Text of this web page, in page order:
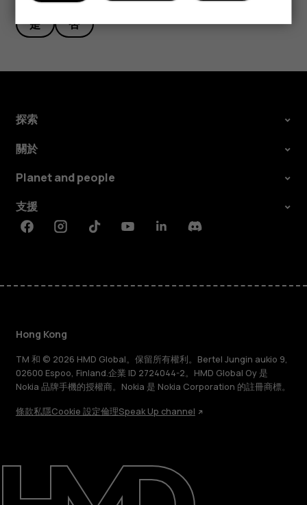
關於
維修、循環再用、回收再造
是 否
探索
關於
Planet and people
支援
FacebookInstagramTiktokYoutubeLinkedinDiscord
Hong Kong
TM 和 © 2026 HMD Global。保留所有權利。Bertel Jungin aukio 9,
02600 Espoo, Finland.企業 ID 2724044-2。HMD Global Oy 是
Nokia 品牌手機的授權商。Nokia 是 Nokia Corporation 的註冊商標。
條款私隱Cookie 設定倫理Speak Up channel